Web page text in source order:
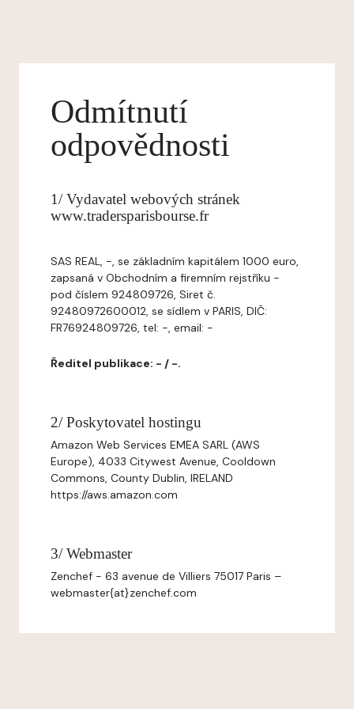
Odmítnutí
odpovědnosti
1/ Vydavatel webových stránek
www.tradersparisbourse.fr
SAS REAL, -, se základním kapitálem 1000 euro,
zapsaná v Obchodním a firemním rejstříku -
pod číslem 924809726, Siret č.
92480972600012, se sídlem v PARIS, DIČ:
FR76924809726, tel: -, email: -
Ředitel publikace: - / -.
2/ Poskytovatel hostingu
Amazon Web Services EMEA SARL (AWS
Europe), 4033 Citywest Avenue, Cooldown
Commons, County Dublin, IRELAND
https://aws.amazon.com
3/ Webmaster
Zenchef - 63 avenue de Villiers 75017 Paris –
webmaster{at}zenchef.com